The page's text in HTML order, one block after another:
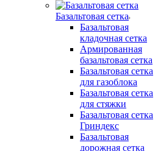
Базальтовая сетка
Базальтовая
кладочная сетка
Армированная
базальтовая сетка
Базальтовая сетка
для газоблока
Базальтовая сетка
для стяжки
Базальтовая сетка
Гриндекс
Базальтовая
дорожная сетка